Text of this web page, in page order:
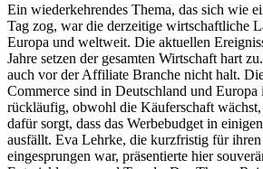
Ein wiederkehrendes Thema, das sich wie
Tag zog, war die derzeitige wirtschaftliche
Europa und weltweit. Die aktuellen
Jahre setzen der gesamten Wirtschaft hart
auch vor der Affiliate Branche nicht halt.
Commerce sind in Deutschland und Europa
rückläufig, obwohl die Käuferschaft
dafür sorgt, dass das Werbebudget in
ausfällt. Eva Lehrke, die kurzfristig für
eingesprungen war, präsentierte hier